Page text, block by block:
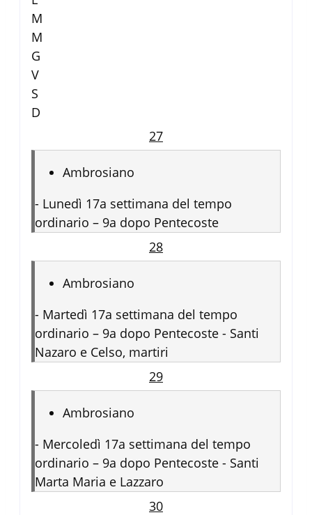
M
M
G
V
S
D
27
Ambrosiano
- Lunedì 17a settimana del tempo
ordinario – 9a dopo Pentecoste
28
Ambrosiano
- Martedì 17a settimana del tempo
ordinario – 9a dopo Pentecoste - Santi
Nazaro e Celso, martiri
29
Ambrosiano
- Mercoledì 17a settimana del tempo
ordinario – 9a dopo Pentecoste - Santi
Marta Maria e Lazzaro
30